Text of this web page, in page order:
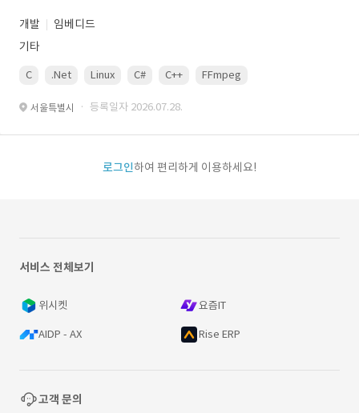
개발
임베디드
기타
C .Net Linux C# C++ FFmpeg
서울특별시 · 등록일자 2026.07.28.
로그인하여 편리하게 이용하세요!
서비스 전체보기
위시켓 요즘IT
AIDP - AX Rise ERP
고객 문의